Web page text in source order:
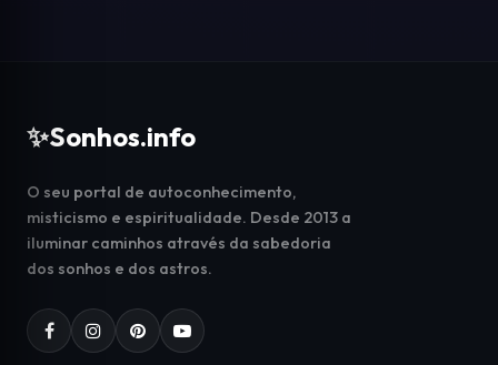
✨Sonhos.info
O seu portal de autoconhecimento,
misticismo e espiritualidade. Desde 2013 a
iluminar caminhos através da sabedoria
dos sonhos e dos astros.